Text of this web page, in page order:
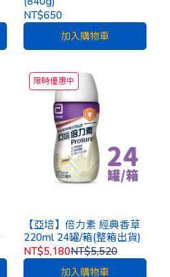
NT$650
加入購物車
限時優惠中
【亞培】倍力素 經典香草
220ml 24罐/箱(整箱出貨)
NT$5,180NT$5,520
加入購物車